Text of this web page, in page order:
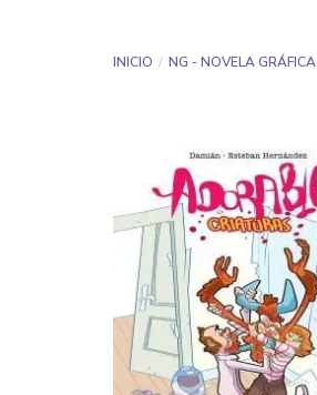
INICIO NG - NOVELA GRÁFICA